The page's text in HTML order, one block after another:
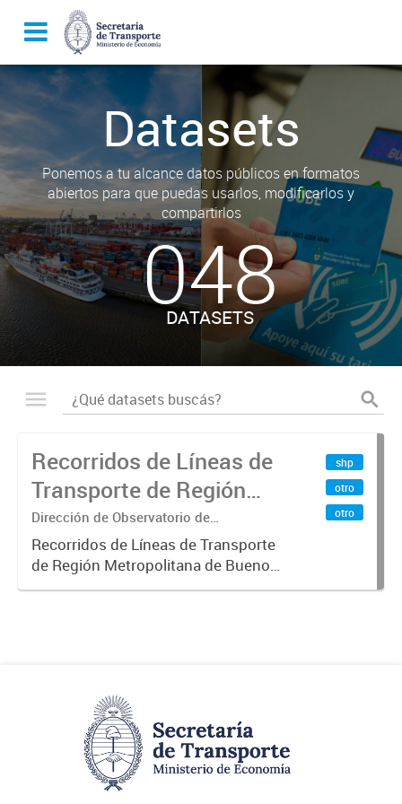
Datasets
Ponemos a tu alcance datos públicos en formatos
abiertos para que puedas usarlos, modificarlos y
compartirlos
048
DATASETS
Recorridos de Líneas de
Transporte de Región
Metropolitana de
Buenos Aires (RMBA)
Dirección de Observatorio de
Transporte, Estudio y Sistemas
Recorridos de Líneas de Transporte
de Región Metropolitana de Buenos
Aires (RMBA).-
shp
otro
otro